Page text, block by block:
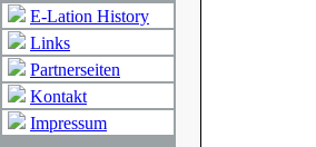
E-Lation History
Links
Partnerseiten
Kontakt
Impressum